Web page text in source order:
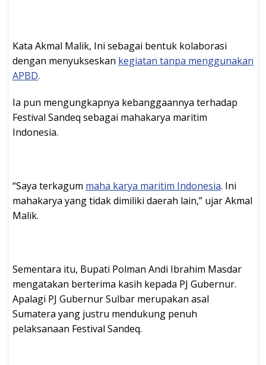
Kata Akmal Malik, Ini sebagai bentuk kolaborasi
dengan menyukseskan kegiatan tanpa menggunakan
APBD.
Ia pun mengungkapnya kebanggaannya terhadap
Festival Sandeq sebagai mahakarya maritim
Indonesia.
“Saya terkagum maha karya maritim Indonesia. Ini
mahakarya yang tidak dimiliki daerah lain,” ujar Akmal
Malik.
Sementara itu, Bupati Polman Andi Ibrahim Masdar
mengatakan berterima kasih kepada PJ Gubernur.
Apalagi PJ Gubernur Sulbar merupakan asal
Sumatera yang justru mendukung penuh
pelaksanaan Festival Sandeq.